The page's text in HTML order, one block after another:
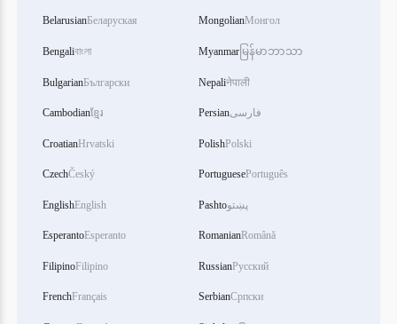
BelarusianБеларуская
Bengaliবাংলা
BulgarianБългарски
Cambodianខ្មែរ
CroatianHrvatski
CzechČeský
EnglishEnglish
EsperantoEsperanto
FilipinoFilipino
FrenchFrançais
MongolianМонгол
Myanmar မြန်မာဘာသာ
Nepaliनेपाली
Persianفارسی
PolishPolski
PortuguesePortuguês
Pashtoپښتو
RomanianRomână
RussianРусский
SerbianСрпски